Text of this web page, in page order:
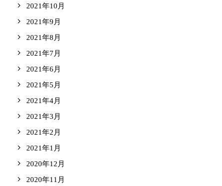
2021年10月
2021年9月
2021年8月
2021年7月
2021年6月
2021年5月
2021年4月
2021年3月
2021年2月
2021年1月
2020年12月
2020年11月